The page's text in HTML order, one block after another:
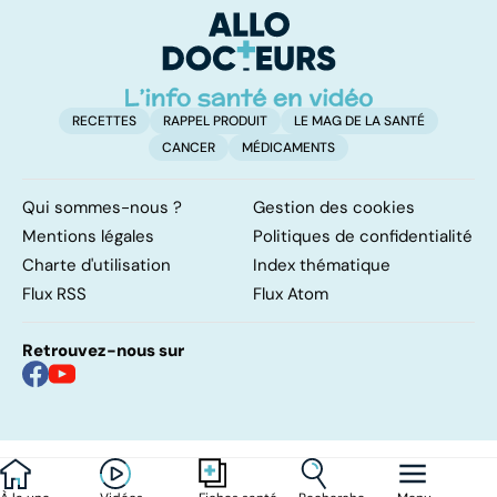
RECETTES RAPPEL PRODUIT
LE MAG DE LA SANTÉ
CANCER
MÉDICAMENTS
Qui sommes-nous ?
Gestion des cookies
Mentions légales
Politiques de confidentialité
Charte d'utilisation
Index thématique
Flux RSS
Flux Atom
Retrouvez-nous sur